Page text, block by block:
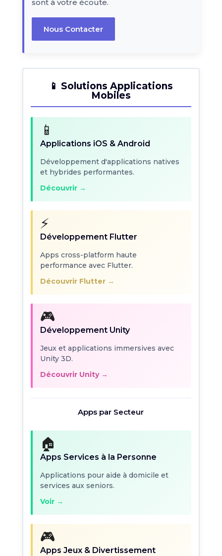
sont à votre écoute.
Nous Contacter
📱 Solutions Applications
Mobiles
📱
Applications iOS & Android
Développement d'applications natives
et hybrides performantes.
Découvrir →
⚡
Développement Flutter
Apps cross-platform haute
performance avec Flutter.
Découvrir Flutter →
🎮
Développement Unity
Jeux et applications immersives avec
Unity 3D.
Découvrir Unity →
Apps par Secteur
🏠
Apps Services à la Personne
Applications pour aide à domicile et
services aux seniors.
Voir →
🎮
Apps Jeux & Divertissement